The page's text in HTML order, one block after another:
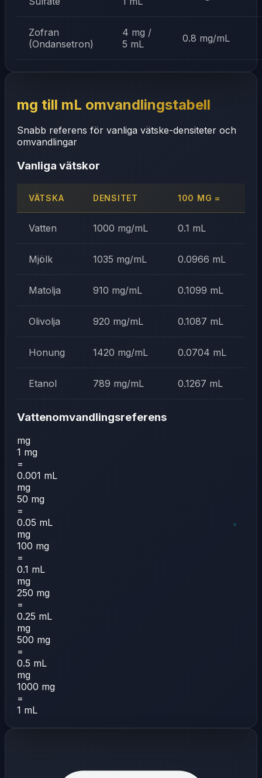
Zofran
(Ondansetron)
4 mg /
5 mL
0.8 mg/mL
mg till mL omvandlingstabell
Snabb referens för vanliga vätske-densiteter och
omvandlingar
Vanliga vätskor
VÄTSKA DENSITET 100 MG =
Vatten 1000 mg/mL 0.1 mL
Mjölk 1035 mg/mL 0.0966 mL
Matolja 910 mg/mL 0.1099 mL
Olivolja 920 mg/mL 0.1087 mL
Honung 1420 mg/mL 0.0704 mL
Etanol 789 mg/mL 0.1267 mL
Vattenomvandlingsreferens
mg
1 mg
=
0.001 mL
mg
50 mg
=
0.05 mL
mg
100 mg
=
0.1 mL
mg
250 mg
=
0.25 mL
mg
500 mg
=
0.5 mL
mg
1000 mg
=
1 mL